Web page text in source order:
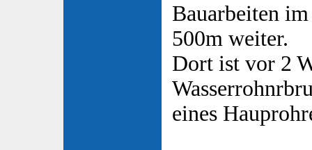
Bauarbeiten
500m weiter.
Dort ist vor 2
eines